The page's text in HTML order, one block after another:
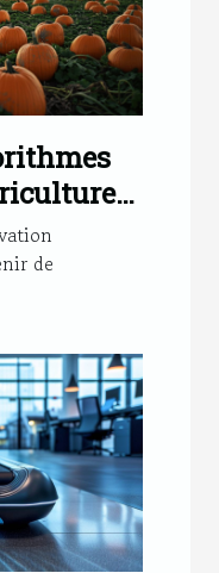
un futur
de